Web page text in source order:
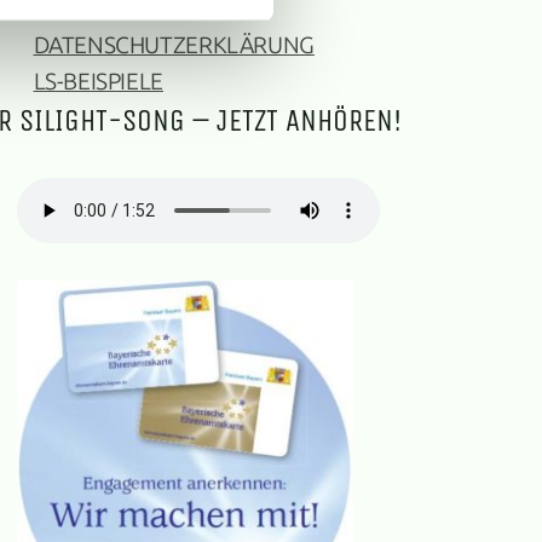
DATENSCHUTZERKLÄRUNG
LS-BEISPIELE
SILIGHT-SONG – JETZT ANHÖREN!